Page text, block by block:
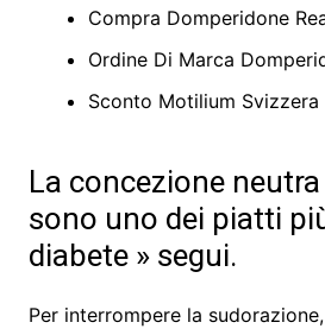
Compra Domperidone
Ordine Di Marca
Sconto Motilium Svizzera
La concezione neutra
sono uno dei piatti
diabete » segui.
Per interrompere la